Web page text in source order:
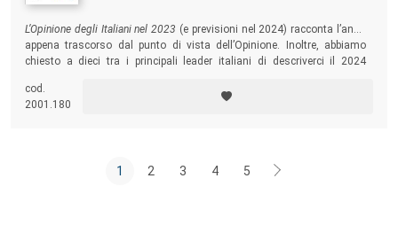
L’Opinione degli Italiani nel 2023 (e previsioni nel 2024) racconta l’anno
appena trascorso dal punto di vista dell’Opinione. Inoltre, abbiamo
chiesto a dieci tra i principali leader italiani di descriverci il 2024
dell’anno che stiamo vivendo, che ti invitiamo a cogliere come
ispirazione per essere anche tu un leader dell’Italia del 2024!
cod.
2001.180
1 2 3 4 5